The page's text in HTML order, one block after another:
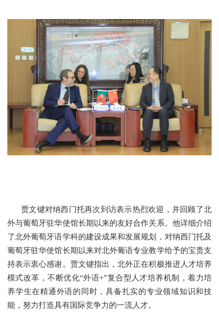
贾文键对纳西门托再次到访表示热烈欢迎，并回顾了北
外与葡萄牙驻华使馆长期以来的友好合作关系。他详细介绍
了北外葡萄牙语学科的建设成果和发展规划，对纳西门托及
葡萄牙驻华使馆长期以来对北外葡语专业教学给予的宝贵支
持表示衷心感谢。贾文键指出，北外正在积极推进人才培养
模式改革，不断优化“外语+”复合型人才培养机制，着力培
养学生在精通外语的同时，具备扎实的专业领域知识和技
能，努力打造具有国际竞争力的一流人才。